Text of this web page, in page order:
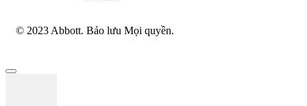
© 2023 Abbott. Bảo lưu Mọi quyền.